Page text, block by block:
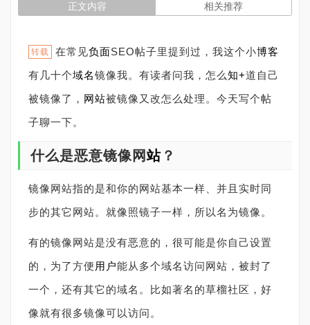
正文内容 相关推荐
转载 在常见负面SEO帖子里提到过，我这个小博客
有几十个域名镜像我。有读者问我，怎么知+道自己
被镜像了， 网站被镜像又改怎么处理。今天写个帖
子聊一下。
什么是恶意镜像网站 ？
镜像网站指的是和你的网站基本一样、并且实时同
步的其它网站。就像照镜子一样，所以名为镜像。
有的镜像网站是没有恶意的，很可能是你自己设置
的，为了方便 用户能从多个域名访问网站，被封了
一个，还有其它的域名。比如著名的草榴社区，好
像就有很多镜像可以访问。